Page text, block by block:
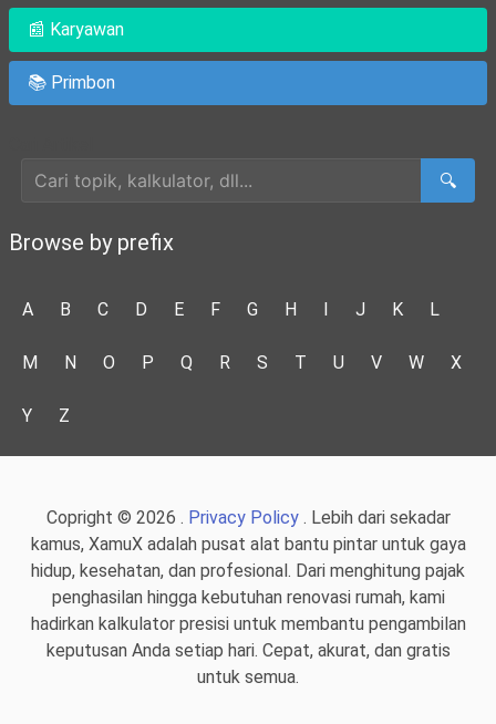
📰 Karyawan
📚 Primbon
🔍
Browse by prefix
A B C D E F G H I J K L
M N O P Q R S T U V W X
Y Z
Copright © 2026 . Privacy Policy. Lebih dari sekadar
kamus, XamuX adalah pusat alat bantu pintar untuk gaya
hidup, kesehatan, dan profesional. Dari menghitung pajak
penghasilan hingga kebutuhan renovasi rumah, kami
hadirkan kalkulator presisi untuk membantu pengambilan
keputusan Anda setiap hari. Cepat, akurat, dan gratis
untuk semua.